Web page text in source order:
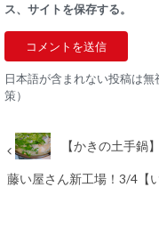
ス、サイトを保存する。
日本語が含まれない投稿は
策）
【かきの土手鍋
藤い屋さん新工場！3/4【